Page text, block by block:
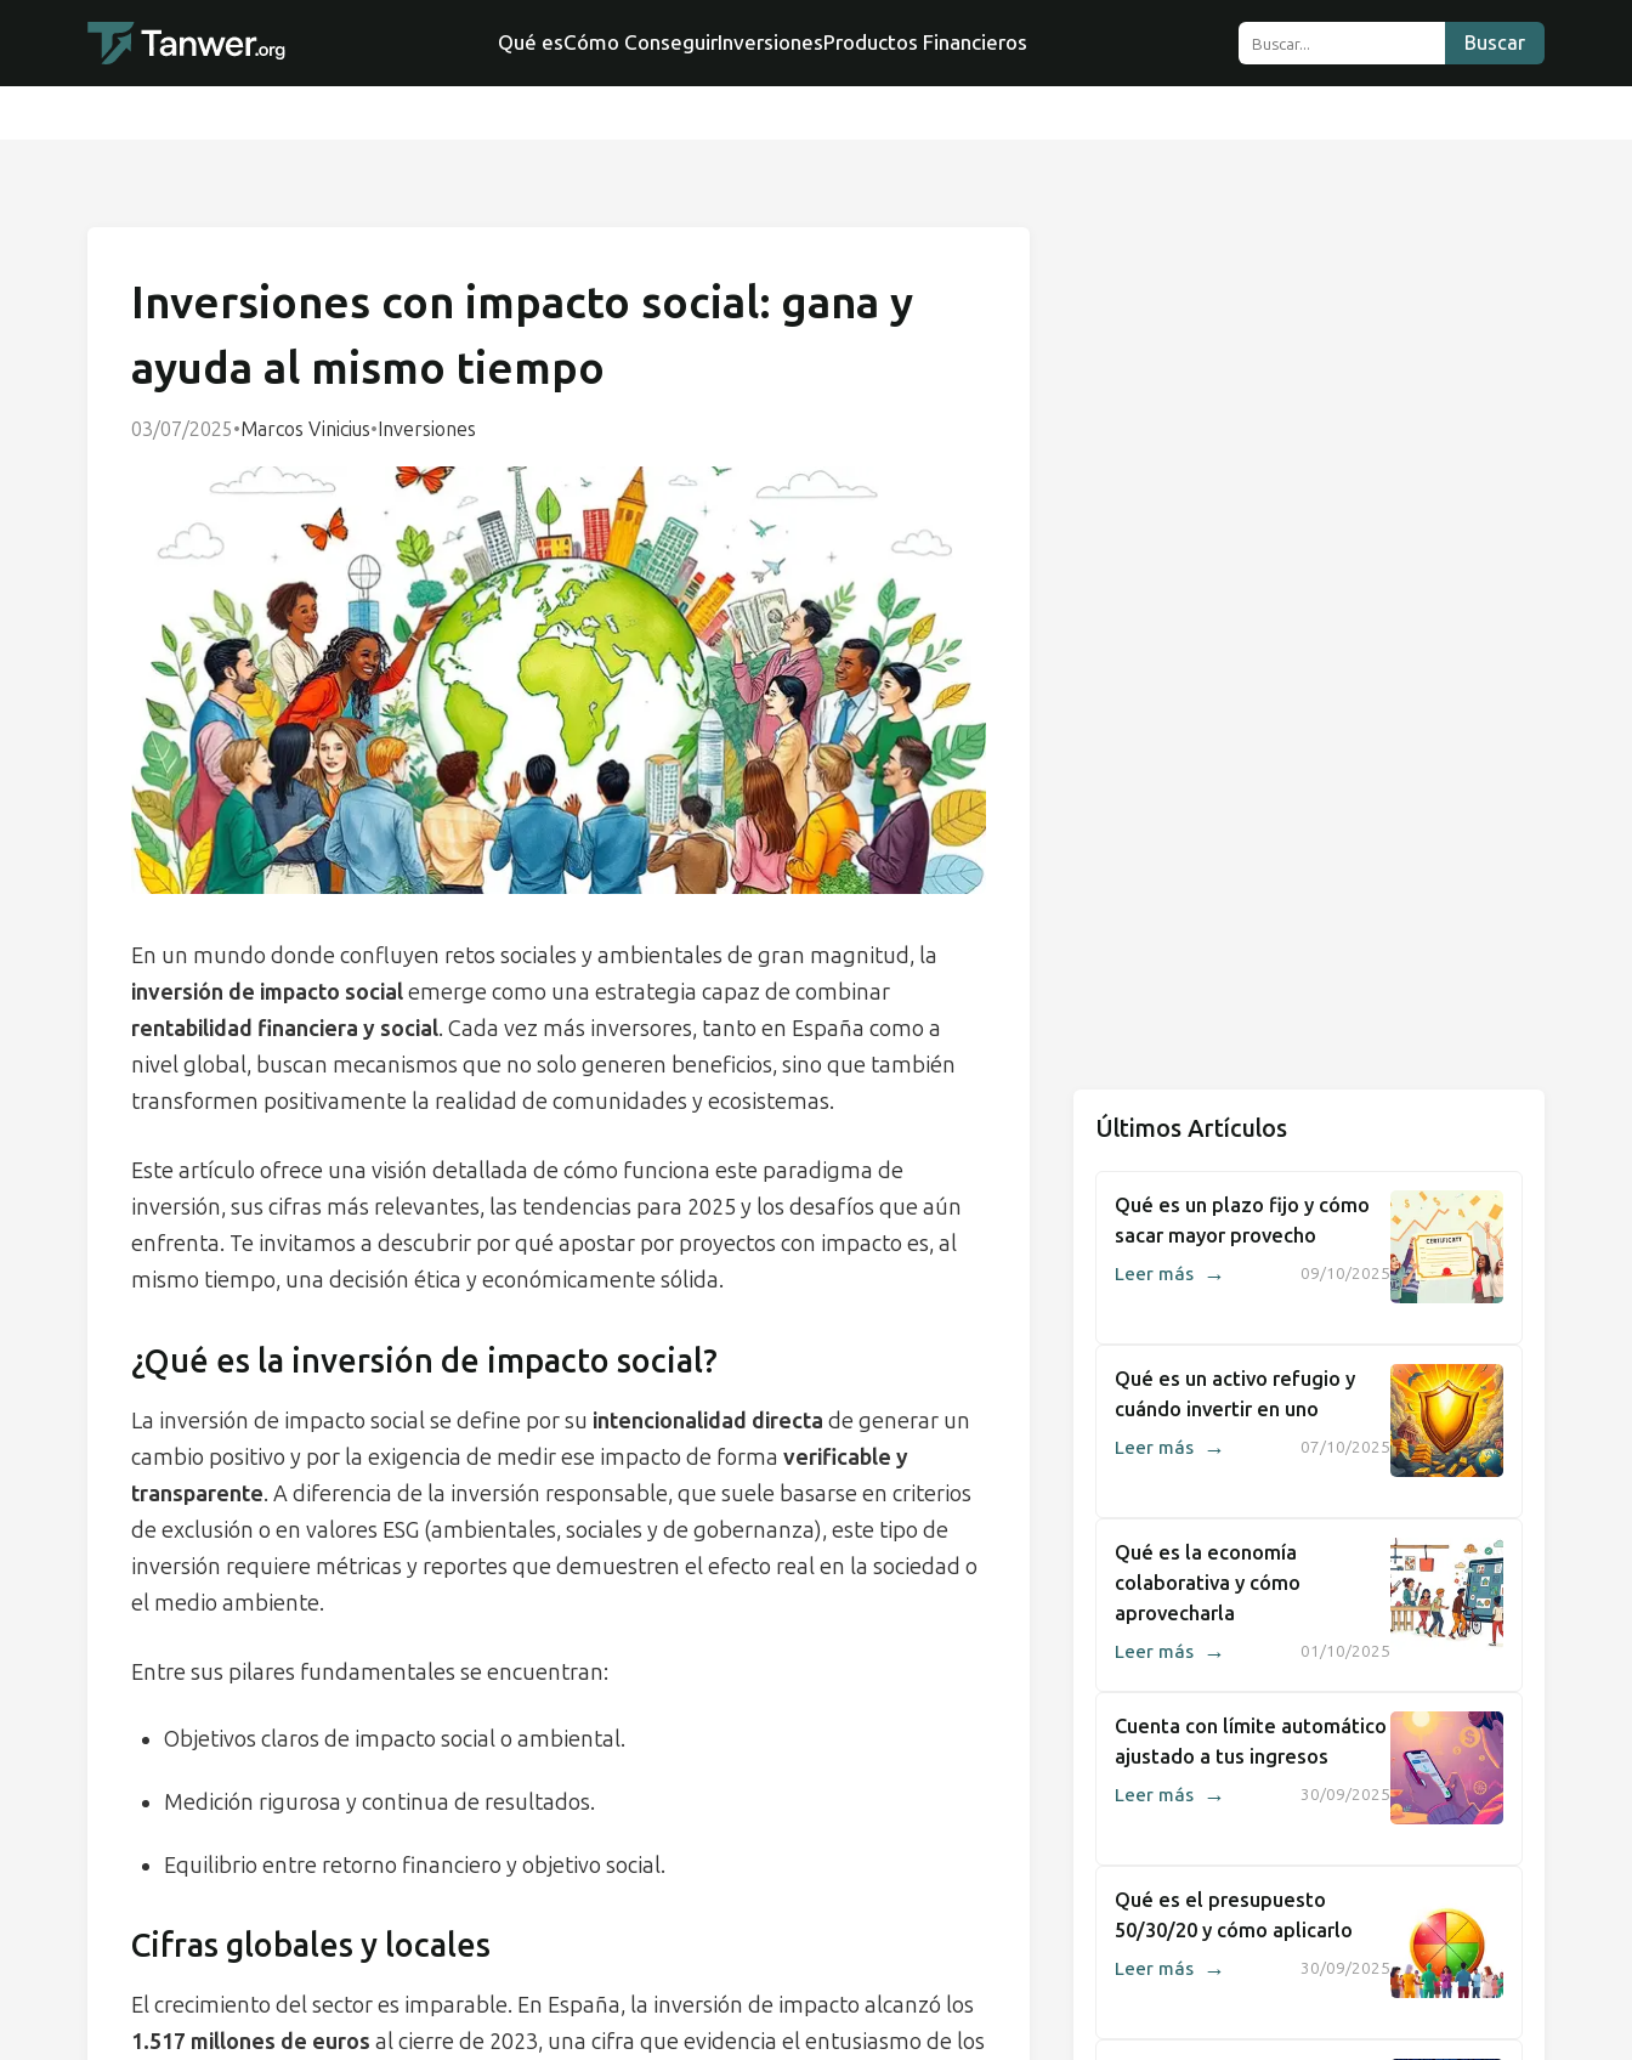
Qué esCómo ConseguirInversionesProductos Financieros Buscar
Inversiones con impacto social: gana y
ayuda al mismo tiempo
03/07/2025•Marcos Vinicius•Inversiones
En un mundo donde confluyen retos sociales y ambientales de gran magnitud, la
inversión de impacto socialemerge como una estrategia capaz de combinar
rentabilidad financiera y social. Cada vez más inversores, tanto en España como a
nivel global, buscan mecanismos que no solo generen beneficios, sino que también
transformen positivamente la realidad de comunidades y ecosistemas.
Este artículo ofrece una visión detallada de cómo funciona este paradigma de
inversión, sus cifras más relevantes, las tendencias para 2025 y los desafíos que aún
enfrenta. Te invitamos a descubrir por qué apostar por proyectos con impacto es, al
mismo tiempo, una decisión ética y económicamente sólida.
¿Qué es la inversión de impacto social?
La inversión de impacto social se define por su intencionalidad directa de generar un
cambio positivo y por la exigencia de medir ese impacto de forma verificable y
transparente. A diferencia de la inversión responsable, que suele basarse en criterios
de exclusión o en valores ESG (ambientales, sociales y de gobernanza), este tipo de
inversión requiere métricas y reportes que demuestren el efecto real en la sociedad o
el medio ambiente.
Entre sus pilares fundamentales se encuentran:
Objetivos claros de impacto social o ambiental.
Medición rigurosa y continua de resultados.
Equilibrio entre retorno financiero y objetivo social.
Cifras globales y locales
El crecimiento del sector es imparable. En España, la inversión de impacto alcanzó los
1.517 millones de euros al cierre de 2023, una cifra que evidencia el entusiasmo de los
Últimos Artículos
Qué es un plazo fijo y cómo
sacar mayor provecho
09/10/2025
Leer más →
Qué es un activo refugio y
cuándo invertir en uno
07/10/2025
Leer más →
Qué es la economía
colaborativa y cómo
aprovecharla
01/10/2025
Leer más →
Cuenta con límite automático
ajustado a tus ingresos
30/09/2025
Leer más →
Qué es el presupuesto
50/30/20 y cómo aplicarlo
30/09/2025
Leer más →